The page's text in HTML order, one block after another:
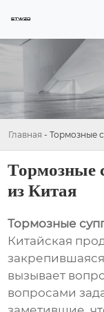
Главная - Тормозные
Тормозные
из Китая
Тормозные
Китайская
вызывает
вопросами